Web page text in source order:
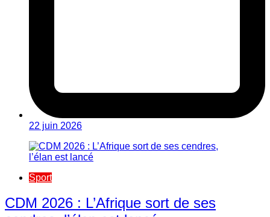
22 juin 2026
Sport
CDM 2026 : L’Afrique sort de ses